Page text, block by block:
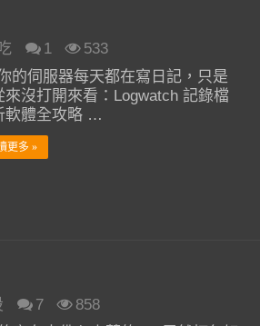
1
533
的伺服器每天都在寫日記，只是
來沒打開來看：Logwatch 記錄檔
軟體全攻略 …
更多 »
7
858